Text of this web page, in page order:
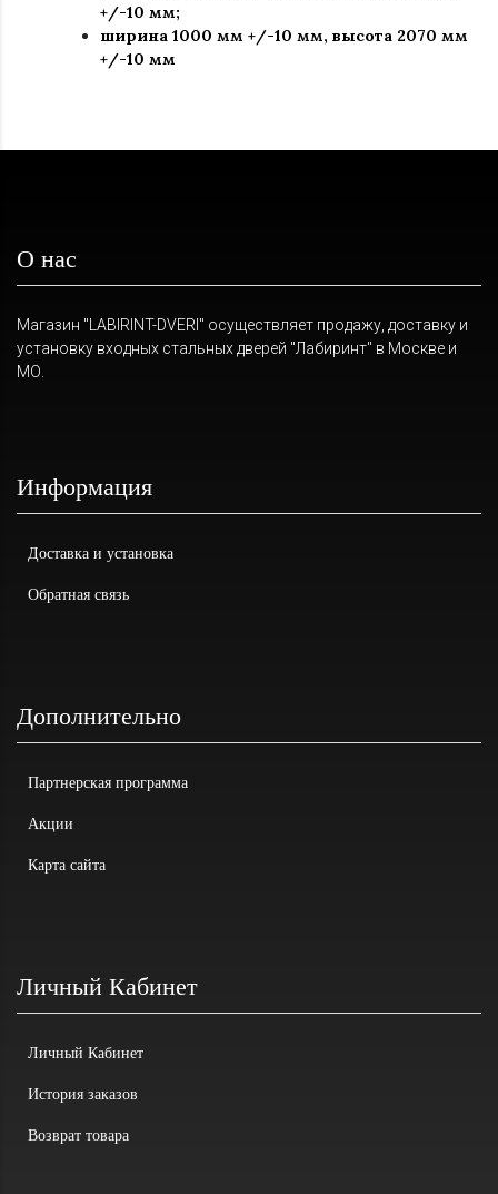
+/-10 мм;
ширина 1000 мм +/-10 мм, высота 2070 мм
+/-10 мм
О нас
Магазин "LABIRINT-DVERI" осуществляет продажу, доставку и
установку входных стальных дверей "Лабиринт" в Москве и
МО.
Информация
Доставка и установка
Обратная связь
Дополнительно
Партнерская программа
Акции
Карта сайта
Личный Кабинет
Личный Кабинет
История заказов
Возврат товара